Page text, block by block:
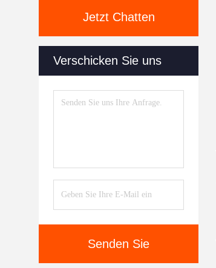
Jetzt Chatten
Verschicken Sie uns
Senden Sie